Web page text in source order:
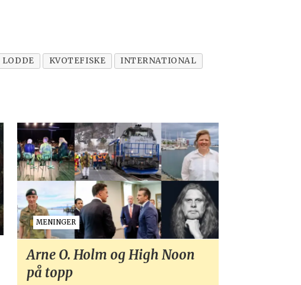
LODDE KVOTEFISKE
INTERNATIONAL
MENINGER
Arne O. Holm og High Noon
på topp